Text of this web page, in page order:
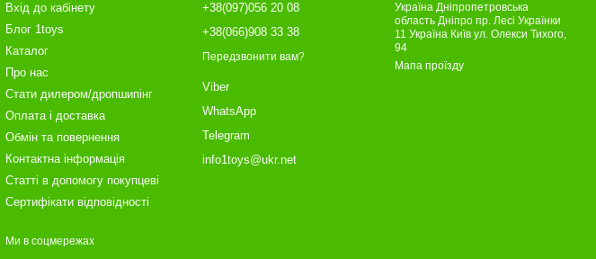
Вхід до кабінету
Блог 1toys
Каталог
Про нас
Стати дилером/дропшипінг
Оплата і доставка
Обмін та повернення
Контактна інформація
Статті в допомогу покупцеві
Сертифікати відповідності
Ми в соцмережах
+38(097)056 20 08
+38(066)908 33 38
Передзвонити вам?
Viber
WhatsApp
Telegram
info1toys@ukr.net
Україна Дніпропетровська
область Дніпро пр. Лесі Українки
11 Україна Київ ул. Олекси Тихого,
94
Мапа проїзду